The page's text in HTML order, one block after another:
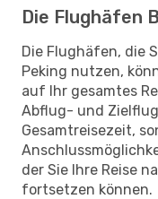
Die Flughäfen
Die Flughäfen, die
Peking nutzen,
auf Ihr gesamtes
Abflug- und
Gesamtreisezeit,
der Sie Ihre Reise
fortsetzen können.